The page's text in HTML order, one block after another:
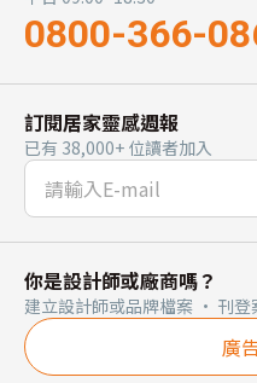
0800-366-
訂閱居家靈感週報
已有 38,000+ 位讀者加入
你是設計師或廠商嗎？
建立設計師或品牌檔案 · 刊
廣